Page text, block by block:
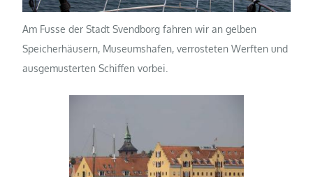
Am Fusse der Stadt Svendborg fahren wir an gelben
Speicherhäusern, Museumshafen, verrosteten Werften und
ausgemusterten Schiffen vorbei.